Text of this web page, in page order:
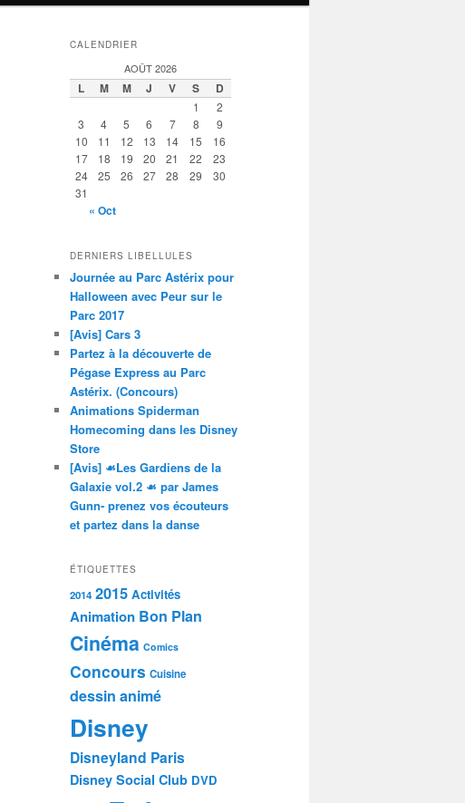
CALENDRIER
AOÛT 2026
L M M J V S D
1
2
3
4 5 6 7 8
9
10
11 12 13 14 15
16
17
18 19 20 21 22
23
24
25 26 27 28 29
30
31
« Oct
DERNIERS LIBELLULES
Journée au Parc Astérix pour
Halloween avec Peur sur le
Parc 2017
[Avis] Cars 3
Partez à la découverte de
Pégase Express au Parc
Astérix. (Concours)
Animations Spiderman
Homecoming dans les Disney
Store
[Avis] ☙Les Gardiens de la
Galaxie vol.2 ☙ par James
Gunn- prenez vos écouteurs
et partez dans la danse
ÉTIQUETTES
2014 2015 Activités
Animation Bon Plan
Cinéma Comics
Concours Cuisine
dessin animé
Disney
Disneyland Paris
Disney Social Club DVD